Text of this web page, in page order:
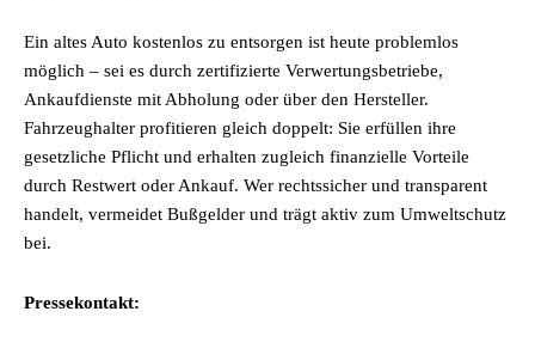
Ein altes Auto kostenlos zu entsorgen ist heute problemlos
möglich – sei es durch zertifizierte Verwertungsbetriebe,
Ankaufdienste mit Abholung oder über den Hersteller.
Fahrzeughalter profitieren gleich doppelt: Sie erfüllen ihre
gesetzliche Pflicht und erhalten zugleich finanzielle Vorteile
durch Restwert oder Ankauf. Wer rechtssicher und transparent
handelt, vermeidet Bußgelder und trägt aktiv zum Umweltschutz
bei.
Pressekontakt: